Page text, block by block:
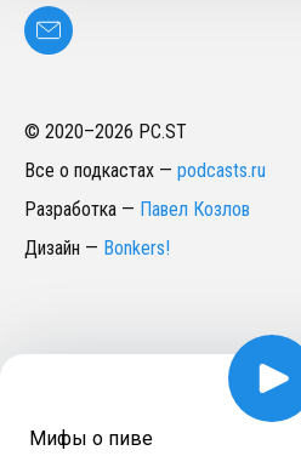
© 2020–2026 PC.ST
Все о подкастах — podcasts.ru
Разработка — Павел Козлов
Дизайн — Bonkers!
Мифы о пиве